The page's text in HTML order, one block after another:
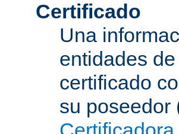
Certificado
Una
entidades
certificado
su poseedor